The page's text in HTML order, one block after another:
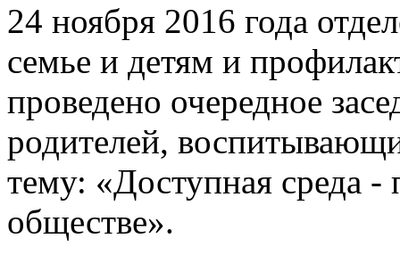
24 ноября 2016 года
семье и детям и
проведено очередное
родителей,
тему: «Доступная среда
обществе».